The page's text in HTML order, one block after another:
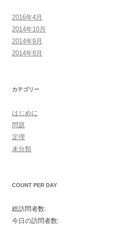
2016年4月
2014年10月
2014年9月
2014年8月
カテゴリー
はじめに
問題
定理
未分類
COUNT PER DAY
総訪問者数:
今日の訪問者数: